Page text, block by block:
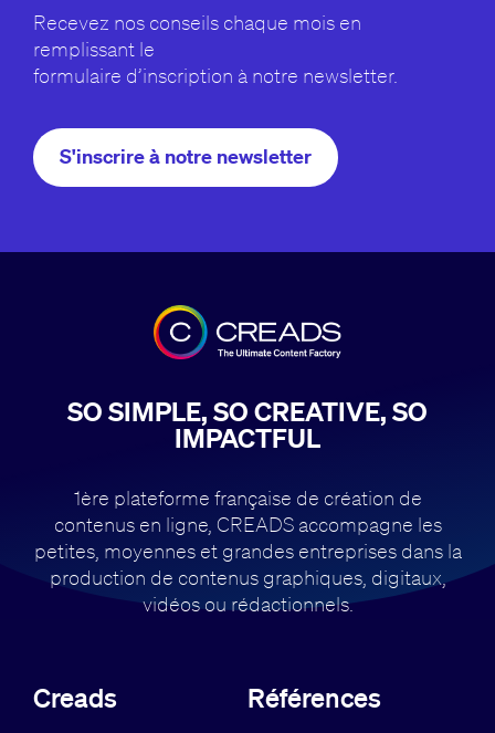
Recevez nos conseils chaque mois en
remplissant le
formulaire d’inscription à notre newsletter.
S'inscrire à notre newsletter
SO SIMPLE, SO CREATIVE, SO
IMPACTFUL
1ère plateforme française de création de
contenus en ligne, CREADS accompagne les
petites, moyennes et grandes entreprises dans la
production de contenus graphiques, digitaux,
vidéos ou rédactionnels.
Creads Références